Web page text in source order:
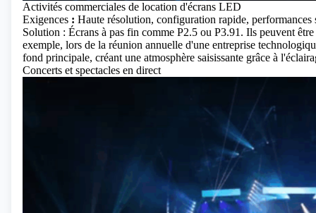
Activités commerciales de location d'écrans LED
Exigences : Haute résolution, configuration rapide, performances
Solution : Écrans à pas fin comme P2.5 ou P3.91. Ils peuvent
exemple, lors de la réunion annuelle d'une entreprise
fond principale, créant une atmosphère saisissante grâce à
Concerts et spectacles en direct